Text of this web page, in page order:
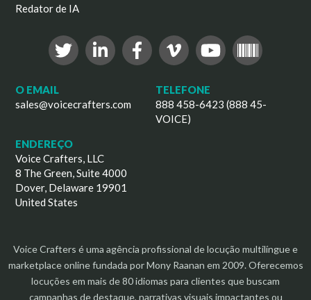
Redator de IA
O EMAIL
sales@voicecrafters.com
TELEFONE
888 458-6423 (888 45-
VOICE)
ENDEREÇO
Voice Crafters, LLC
8 The Green, Suite 4000
Dover, Delaware 19901
United States
Voice Crafters é uma agência profissional de locução multilíngue e
marketplace online fundada por Mony Raanan em 2009. Oferecemos
locuções em mais de 80 idiomas para clientes que buscam
campanhas de destaque, narrativas visuais impactantes ou